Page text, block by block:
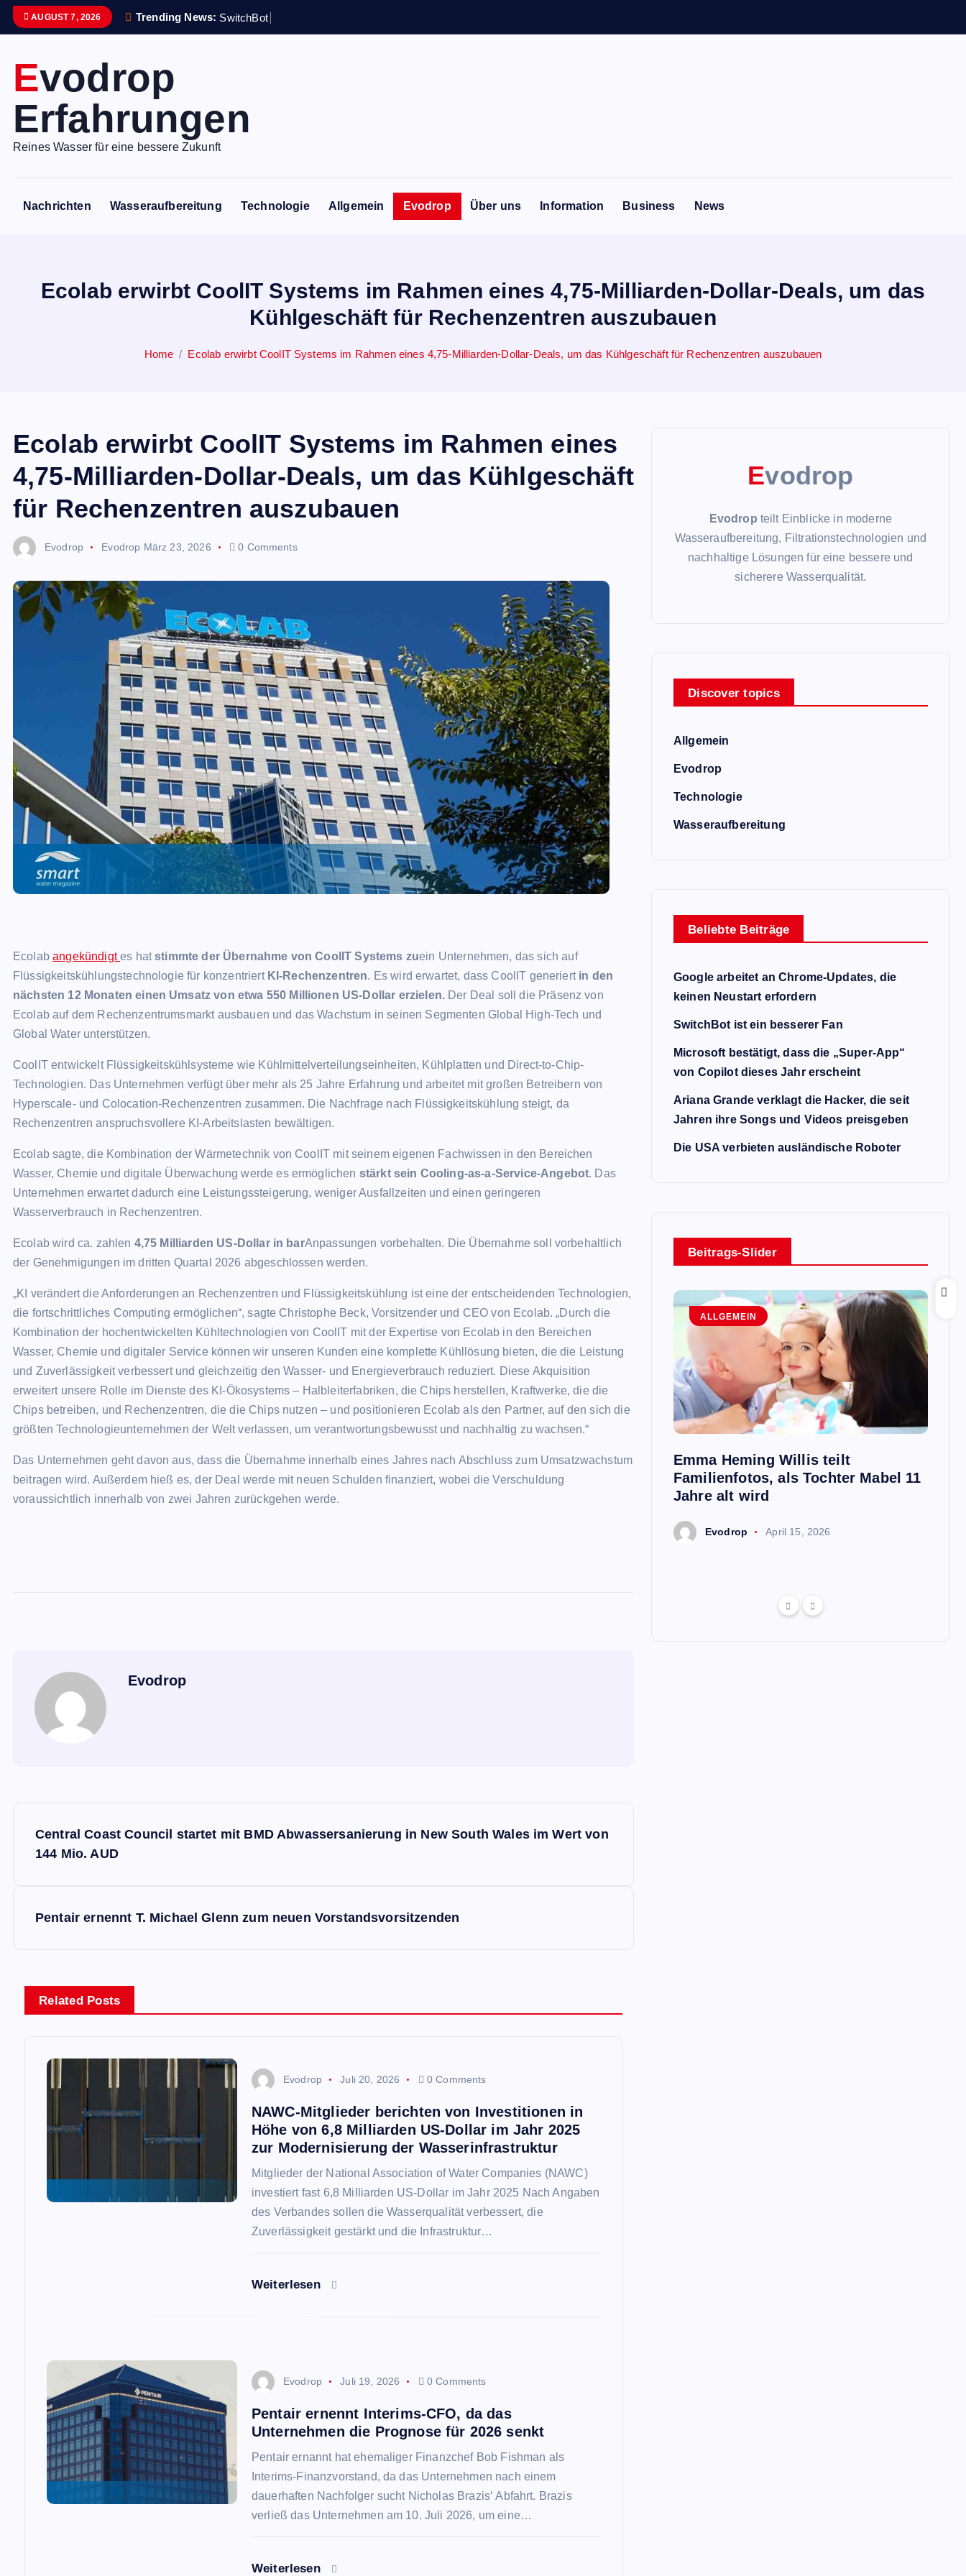
AUGUST 7, 2026 Trending News: SwitchBot
Evodrop
Erfahrungen
Reines Wasser für eine bessere Zukunft
Nachrichten Wasseraufbereitung Technologie Allgemein Evodrop Über uns Information Business News
Ecolab erwirbt CoolIT Systems im Rahmen eines 4,75-Milliarden-Dollar-Deals, um das
Kühlgeschäft für Rechenzentren auszubauen
Home Ecolab erwirbt CoolIT Systems im Rahmen eines 4,75-Milliarden-Dollar-Deals, um das Kühlgeschäft für Rechenzentren auszubauen
Ecolab erwirbt CoolIT Systems im Rahmen eines
4,75-Milliarden-Dollar-Deals, um das Kühlgeschäft
für Rechenzentren auszubauen
Evodrop Evodrop März 23, 2026 0 Comments
Ecolabangekündigtes hatstimmte der Übernahme von CoolIT Systems zuein Unternehmen, das sich auf
Flüssigkeitskühlungstechnologie für konzentriert KI-Rechenzentren. Es wird erwartet, dass CoolIT generiert in den
nächsten 12 Monaten einen Umsatz von etwa 550 Millionen US-Dollar erzielen. Der Deal soll die Präsenz von
Ecolab auf dem Rechenzentrumsmarkt ausbauen und das Wachstum in seinen Segmenten Global High-Tech und
Global Water unterstützen.
CoolIT entwickelt Flüssigkeitskühlsysteme wie Kühlmittelverteilungseinheiten, Kühlplatten und Direct-to-Chip-
Technologien. Das Unternehmen verfügt über mehr als 25 Jahre Erfahrung und arbeitet mit großen Betreibern von
Hyperscale- und Colocation-Rechenzentren zusammen. Die Nachfrage nach Flüssigkeitskühlung steigt, da
Rechenzentren anspruchsvollere KI-Arbeitslasten bewältigen.
Ecolab sagte, die Kombination der Wärmetechnik von CoolIT mit seinem eigenen Fachwissen in den Bereichen
Wasser, Chemie und digitale Überwachung werde es ermöglichen stärkt sein Cooling-as-a-Service-Angebot. Das
Unternehmen erwartet dadurch eine Leistungssteigerung, weniger Ausfallzeiten und einen geringeren
Wasserverbrauch in Rechenzentren.
Ecolab wird ca. zahlen 4,75 Milliarden US-Dollar in barAnpassungen vorbehalten. Die Übernahme soll vorbehaltlich
der Genehmigungen im dritten Quartal 2026 abgeschlossen werden.
„KI verändert die Anforderungen an Rechenzentren und Flüssigkeitskühlung ist eine der entscheidenden Technologien,
die fortschrittliches Computing ermöglichen“, sagte Christophe Beck, Vorsitzender und CEO von Ecolab. „Durch die
Kombination der hochentwickelten Kühltechnologien von CoolIT mit der Expertise von Ecolab in den Bereichen
Wasser, Chemie und digitaler Service können wir unseren Kunden eine komplette Kühllösung bieten, die die Leistung
und Zuverlässigkeit verbessert und gleichzeitig den Wasser- und Energieverbrauch reduziert. Diese Akquisition
erweitert unsere Rolle im Dienste des KI-Ökosystems – Halbleiterfabriken, die Chips herstellen, Kraftwerke, die die
Chips betreiben, und Rechenzentren, die die Chips nutzen – und positionieren Ecolab als den Partner, auf den sich die
größten Technologieunternehmen der Welt verlassen, um verantwortungsbewusst und nachhaltig zu wachsen.“
Das Unternehmen geht davon aus, dass die Übernahme innerhalb eines Jahres nach Abschluss zum Umsatzwachstum
beitragen wird. Außerdem hieß es, der Deal werde mit neuen Schulden finanziert, wobei die Verschuldung
voraussichtlich innerhalb von zwei Jahren zurückgehen werde.
Evodrop
B
r
a
Central Coast Council startet mit BMD Abwassersanierung in New South Wales im Wert von
144 Mio. AUD
Pentair ernennt T. Michael Glenn zum neuen Vorstandsvorsitzenden
Related Posts
Evodrop Juli 20, 2026 0 Comments
NAWC-Mitglieder berichten von Investitionen in
Höhe von 6,8 Milliarden US-Dollar im Jahr 2025
zur Modernisierung der Wasserinfrastruktur
Mitglieder der National Association of Water Companies (NAWC)
investiert fast 6,8 Milliarden US-Dollar im Jahr 2025 Nach Angaben
des Verbandes sollen die Wasserqualität verbessert, die
Zuverlässigkeit gestärkt und die Infrastruktur…
Weiterlesen
Evodrop Juli 19, 2026 0 Comments
Pentair ernennt Interims-CFO, da das
Unternehmen die Prognose für 2026 senkt
Pentair ernannt hat ehemaliger Finanzchef Bob Fishman als
Interims-Finanzvorstand, da das Unternehmen nach einem
dauerhaften Nachfolger sucht Nicholas Brazis‘ Abfahrt. Brazis
verließ das Unternehmen am 10. Juli 2026, um eine…
Weiterlesen
Evodrop
Evodrop teilt Einblicke in moderne
Wasseraufbereitung, Filtrationstechnologien und
nachhaltige Lösungen für eine bessere und
sicherere Wasserqualität.
Discover topics
Allgemein
Evodrop
Technologie
Wasseraufbereitung
Beliebte Beiträge
Google arbeitet an Chrome-Updates, die
keinen Neustart erfordern
SwitchBot ist ein besserer Fan
Microsoft bestätigt, dass die „Super-App“
von Copilot dieses Jahr erscheint
Ariana Grande verklagt die Hacker, die seit
Jahren ihre Songs und Videos preisgeben
Die USA verbieten ausländische Roboter
Beitrags-Slider
ALLGEMEIN
Lionel Messi: Einige Fans pfeifen,
als Messis Name bekannt gegeben
ALLGEMEIN
Emma Heming Willis teilt
Familienfotos, als Tochter Mabel 11
Jahre alt wird
Evodrop April 15, 2026